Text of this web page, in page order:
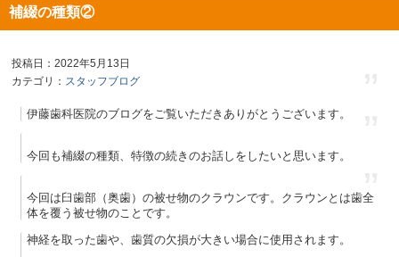
補綴の種類②
投稿日：2022年5月13日
カテゴリ： スタッフブログ
伊藤歯科医院のブログをご覧いただきありがとうございます。
今回も補綴の種類、特徴の続きのお話しをしたいと思います。
今回は臼歯部（奥歯）の被せ物のクラウンです。クラウンとは歯全
体を覆う被せ物のことです。
神経を取った歯や、歯質の欠損が大きい場合に使用されます。